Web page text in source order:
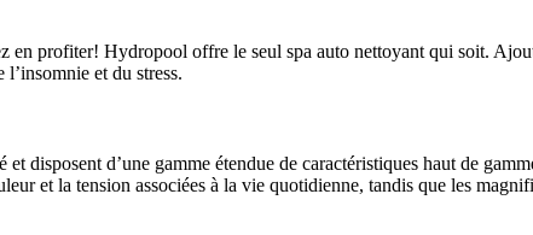
profiter! Hydropool offre le seul spa auto nettoyant qui soit.
et du stress.
disposent d’une gamme étendue de caractéristiques haut de
et la tension associées à la vie quotidienne, tandis que les